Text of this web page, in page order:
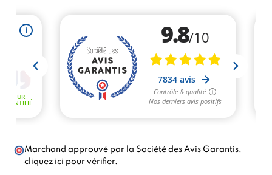
Marchand approuvé par la Société des Avis Garantis,
cliquez ici pour vérifier.